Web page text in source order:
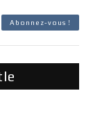
Abonnez-vous !